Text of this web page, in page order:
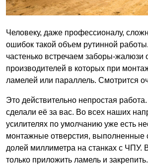
Человеку, даже профессионалу,
ошибок такой объем рутинной
частенько встречаем заборы-жалюзи
производителей в которых при
ламелей или параллель. Смотрится
Это действительно непростая
сделали её за вас. Во всех наших
усилителях по умолчанию уже есть
монтажные отверстия, выполненные
долей миллиметра на станках с ЧПУ.
только приложить ламель и